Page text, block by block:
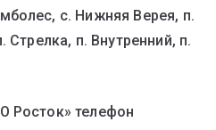
с. Нижняя Верея, п.
Стрелка, п. Внутренний, п.
Росток» телефон